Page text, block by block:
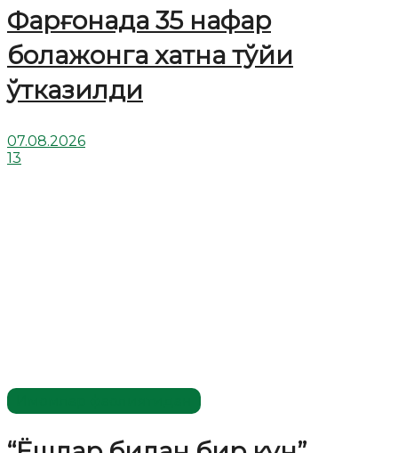
Фарғонада 35 нафар
болажонга хатна тўйи
ўтказилди
07.08.2026
13